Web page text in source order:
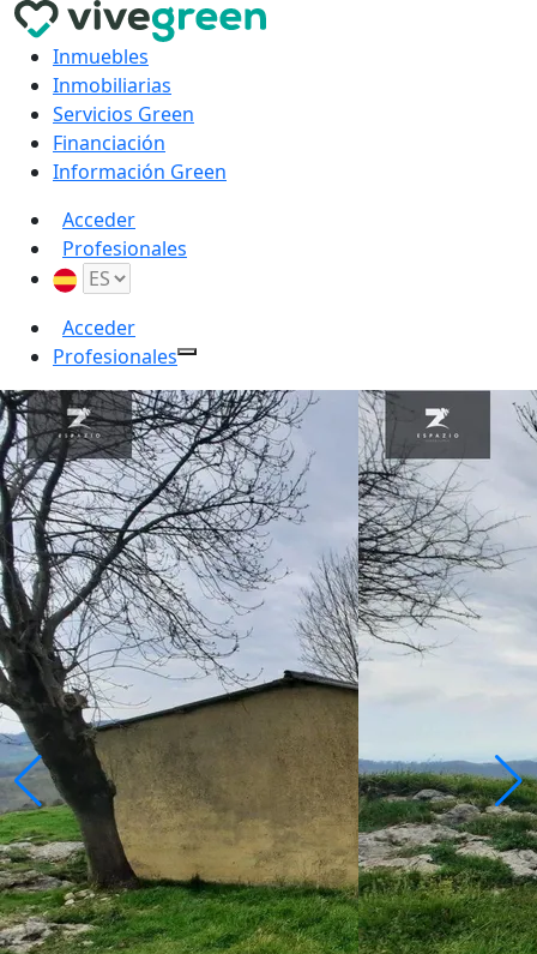
Inmuebles
Inmobiliarias
Servicios Green
Financiación
Información Green
Acceder
Profesionales
Acceder
Profesionales